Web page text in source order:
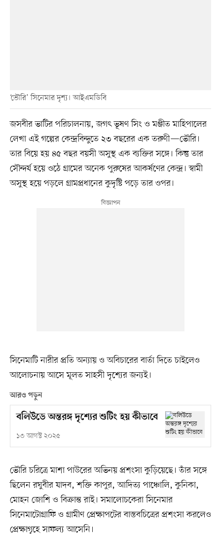
‘ভৌরি’ সিনেমার দৃশ্য। আইএমডিবি
জসবীর ভাটির পরিচালনায়, জগৎ ভূষণ সিং ও মঞ্জীত মাহিপালের
লেখা এই গল্পের কেন্দ্রবিন্দুতে ২৩ বছরের এক তরুণী—ভৌরি।
তার বিয়ে হয় ৪৫ বছর বয়সী অসুস্থ এক ব্যক্তির সঙ্গে। কিন্তু তার
সৌন্দর্য হয়ে ওঠে গ্রামের অনেক পুরুষের আকর্ষণের কেন্দ্র। স্বামী
অসুস্থ হয়ে পড়লে গ্রামপ্রধানের কুদৃষ্টি পড়ে তার ওপর।
সিনেমাটি নারীর প্রতি অন্যায় ও অবিচারের বার্তা দিতে চাইলেও
আলোচনায় আসে মূলত সাহসী দৃশ্যের জন্যই।
আরও পড়ুন
বলিউডে অন্তরঙ্গ দৃশ্যের শুটিং হয় কীভাবে
১৩ আগস্ট ২০২৫
ভৌরি চরিত্রে মাশা পাউরের অভিনয় প্রশংসা কুড়িয়েছে। তাঁর সঙ্গে
ছিলেন রঘুবীর যাদব, শক্তি কাপুর, আদিত্য পাঞ্চোলি, কুনিকা,
মোহন জোশি ও বিক্রান্ত রাই। সমালোচকেরা সিনেমার
সিনেমাটোগ্রাফি ও গ্রামীণ প্রেক্ষাপটের বাস্তবচিত্রের প্রশংসা করলেও
প্রেক্ষাগৃহে সাফল্য আসেনি।